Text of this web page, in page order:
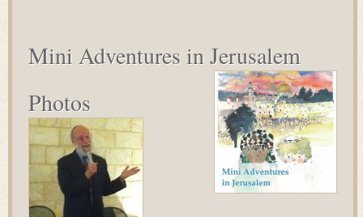
Mini Adventures in Jerusalem
Photos